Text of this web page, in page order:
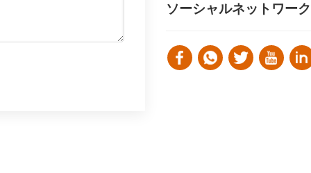
ソーシャルネットワーク